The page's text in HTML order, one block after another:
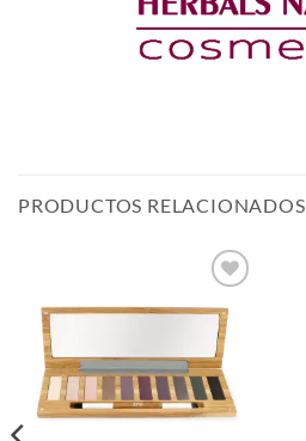
PRODUCTOS RELACIONADOS
a la
lista de
deseos